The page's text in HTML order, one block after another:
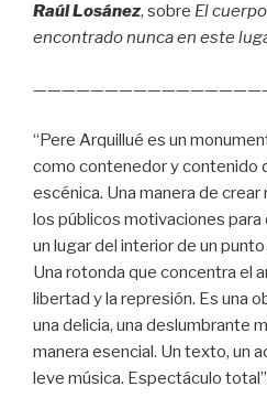
Raúl Losánez, sobre El
encontrado nunca en este
“Pere Arquillué es un
como contenedor y contenido
escénica. Una manera de
los públicos motivaciones
un lugar del interior de un
Una rotonda que concentra el
libertad y la represión. Es una
una delicia, una deslumbrante
manera esencial. Un texto, un
leve música. Espectáculo